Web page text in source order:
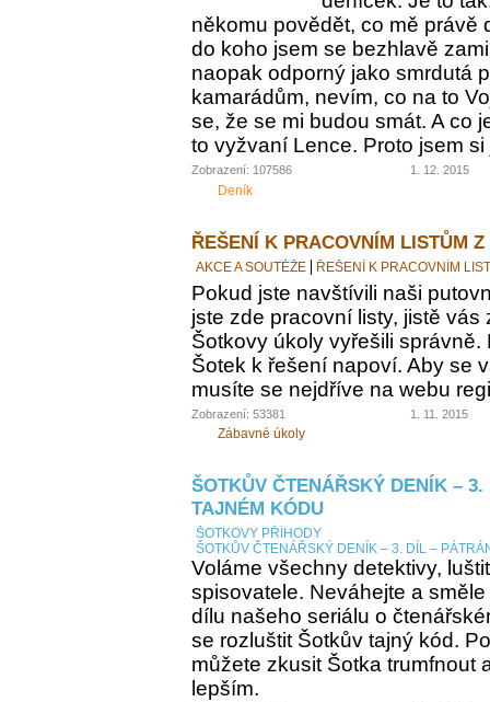
někomu povědět, co mě právě
do koho jsem se bezhlavě
naopak odporný jako smrdutá
kamarádům, nevím, co na to
se, že se mi budou smát. A co
to vyžvaní Lence. Proto jsem
Zobrazení: 107586 1. 12. 2015
Deník
ŘEŠENÍ K PRACOVNÍM LISTŮM Z
AKCE A SOUTĚŽE ŘEŠENÍ K PRACOVNÍM
Pokud jste navštívili naši
jste zde pracovní listy, jistě vás
Šotkovy úkoly vyřešili
Šotek k řešení napoví. Aby se
musíte se nejdříve na webu
Zobrazení: 53381 1. 11. 2015
Zábavné úkoly
ŠOTKŮV ČTENÁŘSKÝ DENÍK –
TAJNÉM KÓDU
ŠOTKOVY PŘÍHODY
ŠOTKŮV ČTENÁŘSKÝ DENÍK – 3. DÍL –
Voláme všechny detektivy,
spisovatele. Neváhejte a
dílu našeho seriálu o
se rozluštit Šotkův tajný kód.
můžete zkusit Šotka trumfnout
lepším.